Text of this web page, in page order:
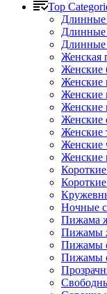
Top
Длинные
Длинные
Длинные
Женская
Женские
Женские
Женские
Женские
Женские
Женские
Женские
Женские
Ночные
Пижама
Пижамы
Пижамы
Пижамы